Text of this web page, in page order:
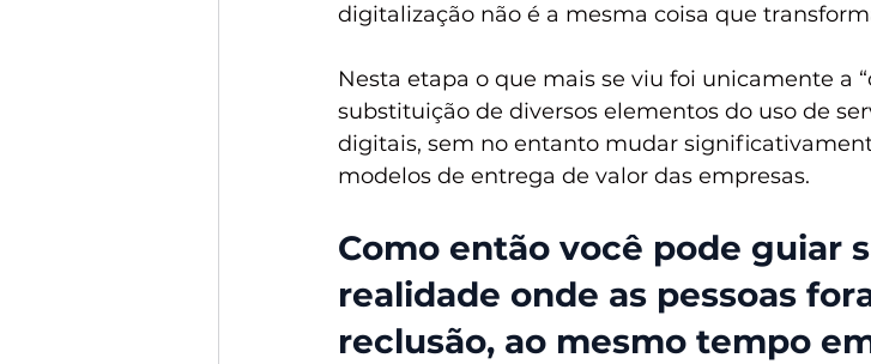
digitalização não é a mesma coisa que
Nesta etapa o que mais se viu foi unicamente a
substituição de diversos elementos do uso de
digitais, sem no entanto mudar
modelos de entrega de valor das empresas.
Como então você pode guiar
realidade onde as pessoas
reclusão, ao mesmo tempo